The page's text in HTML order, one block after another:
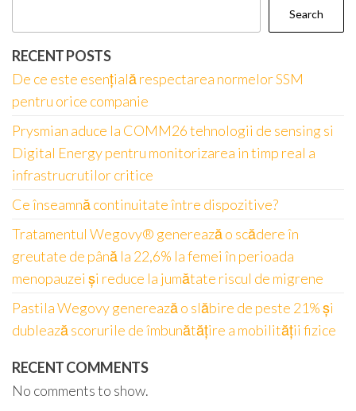
Search
RECENT POSTS
De ce este esențială respectarea normelor SSM
pentru orice companie
Prysmian aduce la COMM26 tehnologii de sensing si
Digital Energy pentru monitorizarea in timp real a
infrastrucrutilor critice
Ce înseamnă continuitate între dispozitive?
Tratamentul Wegovy® generează o scădere în
greutate de până la 22,6% la femei în perioada
menopauzei și reduce la jumătate riscul de migrene
Pastila Wegovy generează o slăbire de peste 21% și
dublează scorurile de îmbunătățire a mobilității fizice
RECENT COMMENTS
No comments to show.